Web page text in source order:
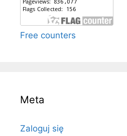
Free counters
Meta
Zaloguj się